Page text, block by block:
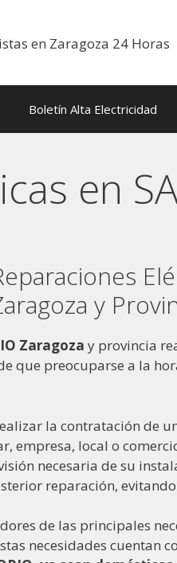
Boletín Alta Electricidad
en
y
Zaragoza y provincia
que preocuparse a la
la contratación de
empresa, local o
necesaria de su
reparación,
de las principales
necesidades cuentan